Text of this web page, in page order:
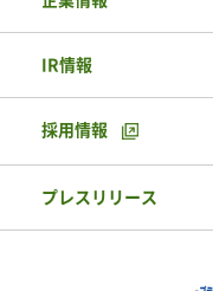
IR情報
採用情報
プレスリリース